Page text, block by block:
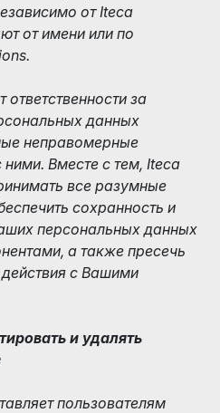
от Iteca
от имени или по
ответственности за
данных
неправомерные
ними. Вместе с тем, Iteca
все разумные
сохранность и
персональных данных
а также пресечь
с Вашими
и удалять
пользователям